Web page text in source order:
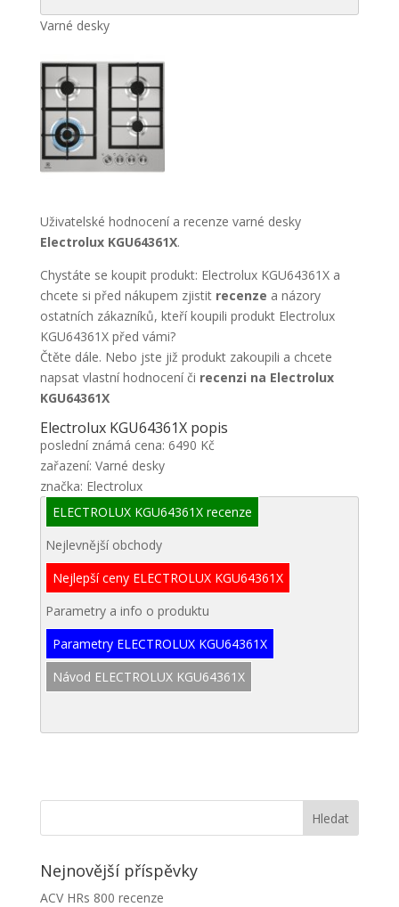
Varné desky
Uživatelské hodnocení a recenze varné desky
Electrolux KGU64361X.
Chystáte se koupit produkt: Electrolux KGU64361X a
chcete si před nákupem zjistit recenze a názory
ostatních zákazníků, kteří koupili produkt Electrolux
KGU64361X před vámi?
Čtěte dále. Nebo jste již produkt zakoupili a chcete
napsat vlastní hodnocení či recenzi na Electrolux
KGU64361X
Electrolux KGU64361X popis
poslední známá cena: 6490 Kč
zařazení: Varné desky
značka: Electrolux
ELECTROLUX KGU64361X recenze
Nejlevnější obchody
Nejlepší ceny ELECTROLUX KGU64361X
Parametry a info o produktu
Parametry ELECTROLUX KGU64361X
Návod ELECTROLUX KGU64361X
Nejnovější příspěvky
ACV HRs 800 recenze